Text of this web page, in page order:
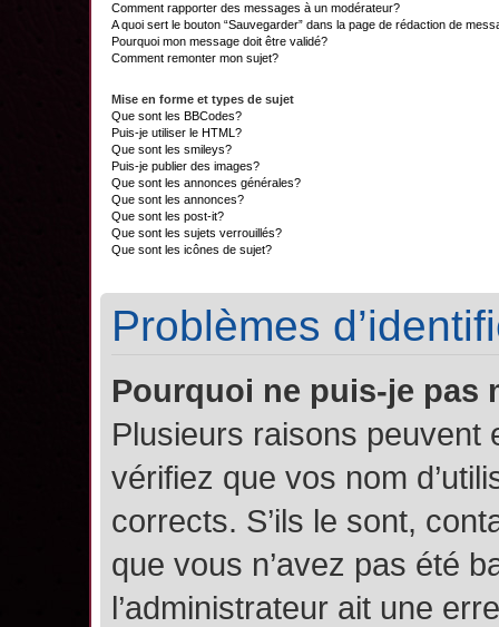
Comment rapporter des messages à un modérateur?
A quoi sert le bouton “Sauvegarder” dans la page de rédaction de
Pourquoi mon message doit être validé?
Comment remonter mon sujet?
Mise en forme et types de sujet
Que sont les BBCodes?
Puis-je utiliser le HTML?
Que sont les smileys?
Puis-je publier des images?
Que sont les annonces générales?
Que sont les annonces?
Que sont les post-it?
Que sont les sujets verrouillés?
Que sont les icônes de sujet?
Problèmes
Pourquoi ne puis-je pas
Plusieurs raisons peuvent
vérifiez que vos nom
corrects. S’ils le sont,
que vous n’avez pas été
l’administrateur ait une